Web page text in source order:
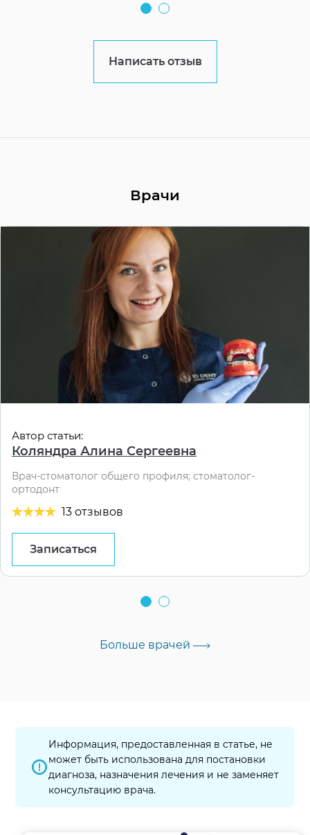
Написать отзыв
Врачи
Автор статьи:
Коляндра Алина Сергеевна
Врач-стоматолог общего профиля; стоматолог-
ортодонт
13 отзывов
Записаться
Больше врачей
Информация, предоставленная в статье, не
может быть использована для постановки
диагноза, назначения лечения и не заменяет
консультацию врача.